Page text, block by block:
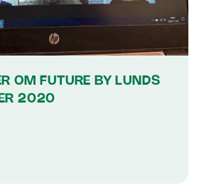
OM FUTURE BY LUNDS
2020